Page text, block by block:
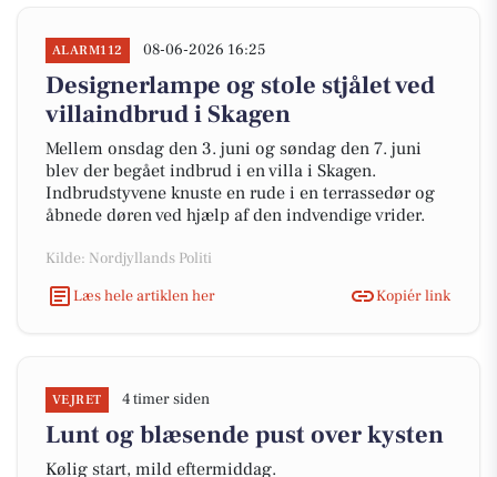
ALARM112 08-06-2026 16:25
Designerlampe og stole stjålet ved
villaindbrud i Skagen
Mellem onsdag den 3. juni og søndag den 7. juni
blev der begået indbrud i en villa i Skagen.
Indbrudstyvene knuste en rude i en terrassedør og
åbnede døren ved hjælp af den indvendige vrider.
Kilde: Nordjyllands Politi
Læs hele artiklen her
Kopiér link
VEJRET 4 timer siden
Lunt og blæsende pust over kysten
Kølig start, mild eftermiddag.